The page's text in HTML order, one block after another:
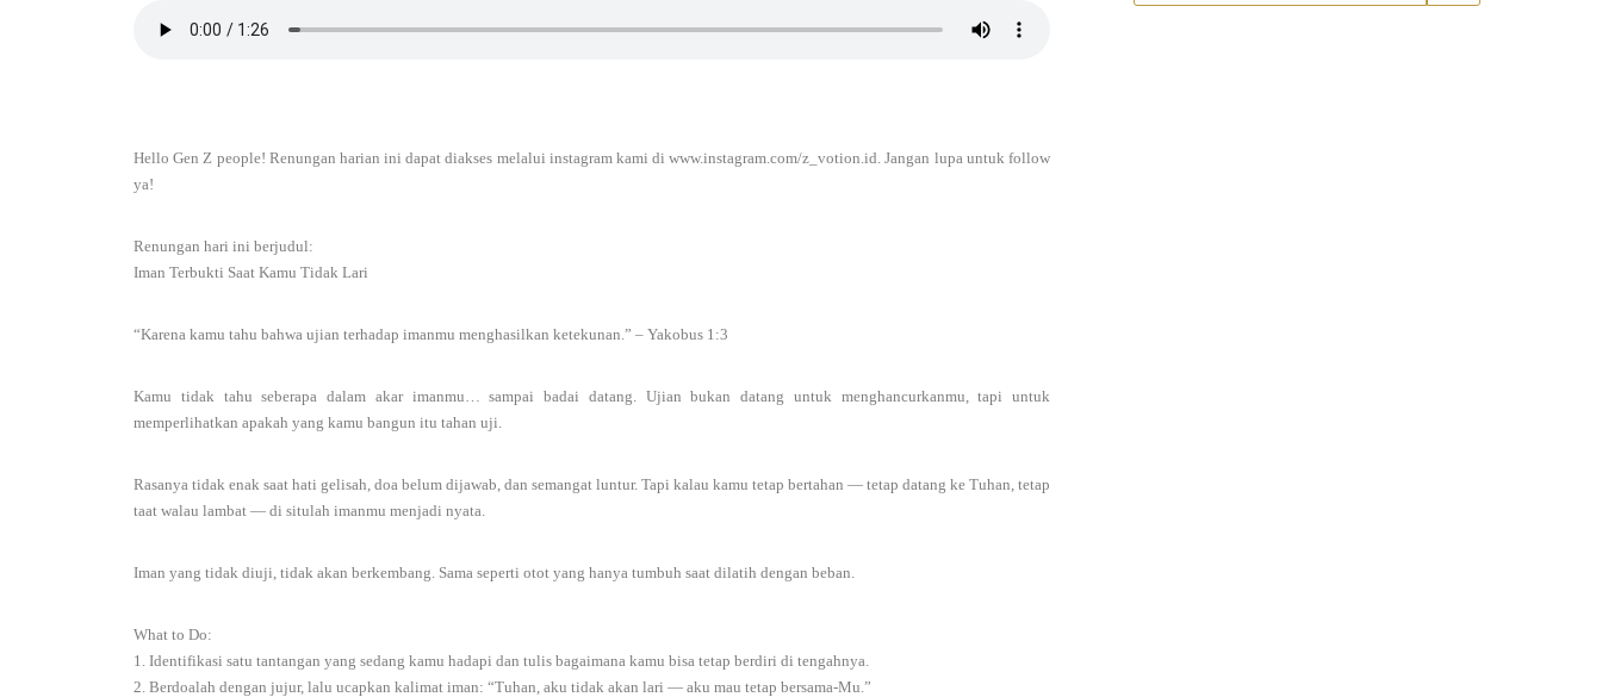
Hello Gen Z people! Renungan harian ini dapat diakses melalui instagram kami di www.instagram.com/z_votion.id. Jangan lupa untuk follow
ya!
Renungan hari ini berjudul:
Iman Terbukti Saat Kamu Tidak Lari
“Karena kamu tahu bahwa ujian terhadap imanmu menghasilkan ketekunan.” – Yakobus 1:3
Kamu tidak tahu seberapa dalam akar imanmu… sampai badai datang. Ujian bukan datang untuk menghancurkanmu, tapi untuk
memperlihatkan apakah yang kamu bangun itu tahan uji.
Rasanya tidak enak saat hati gelisah, doa belum dijawab, dan semangat luntur. Tapi kalau kamu tetap bertahan — tetap datang ke Tuhan, tetap
taat walau lambat — di situlah imanmu menjadi nyata.
Iman yang tidak diuji, tidak akan berkembang. Sama seperti otot yang hanya tumbuh saat dilatih dengan beban.
What to Do:
1. Identifikasi satu tantangan yang sedang kamu hadapi dan tulis bagaimana kamu bisa tetap berdiri di tengahnya.
2. Berdoalah dengan jujur, lalu ucapkan kalimat iman: “Tuhan, aku tidak akan lari — aku mau tetap bersama-Mu.”